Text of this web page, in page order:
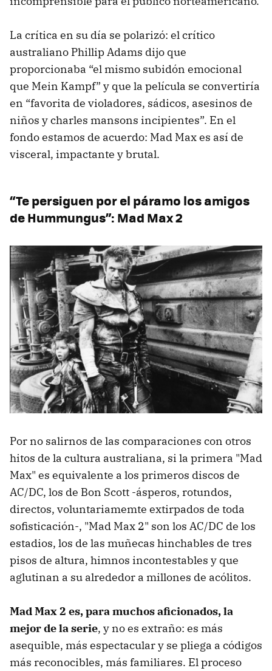
La crítica en su día se polarizó: el crítico
australiano Phillip Adams dijo que
proporcionaba “el mismo subidón emocional
que Mein Kampf” y que la película se convertiría
en “favorita de violadores, sádicos, asesinos de
niños y charles mansons incipientes”. En el
fondo estamos de acuerdo: Mad Max es así de
visceral, impactante y brutal.
“Te persiguen por el páramo los amigos
de Hummungus”: Mad Max 2
Por no salirnos de las comparaciones con otros
hitos de la cultura australiana, si la primera "Mad
Max" es equivalente a los primeros discos de
AC/DC, los de Bon Scott -ásperos, rotundos,
directos, voluntariamemte extirpados de toda
sofisticación-, "Mad Max 2" son los AC/DC de los
estadios, los de las muñecas hinchables de tres
pisos de altura, himnos incontestables y que
aglutinan a su alrededor a millones de acólitos.
Mad Max 2 es, para muchos aficionados, la
mejor de la serie, y no es extraño: es más
asequible, más espectacular y se pliega a códigos
más reconocibles, más familiares. El proceso